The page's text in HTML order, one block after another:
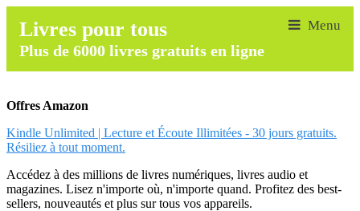
Livres pour tous
Plus de 6000 livres gratuits en ligne
Offres Amazon
Kindle Unlimited | Lecture et Écoute Illimitées - 30 jours gratuits.
Résiliez à tout moment.
Accédez à des millions de livres numériques, livres audio et
magazines. Lisez n'importe où, n'importe quand. Profitez des best-
sellers, nouveautés et plus sur tous vos appareils.